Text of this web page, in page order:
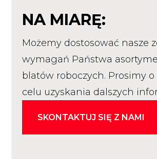
NA MIARĘ:
Możemy dostosować nasze
wymagań Państwa
blatów roboczych. Prosimy
celu uzyskania dalszych
SKONTAKTUJ SIĘ Z NAMI